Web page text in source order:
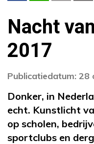
Nacht
2017
Publicatiedatum:
Donker, in
echt. Kunstlicht
op scholen,
sportclubs en